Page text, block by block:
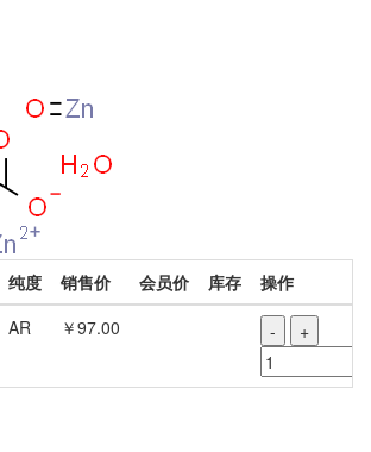
纯度 销售价 会员价 库存
操作
AR ￥97.00 - +